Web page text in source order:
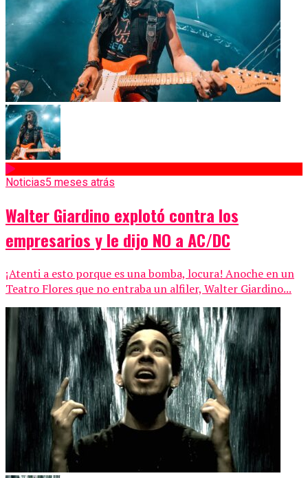
Noticias5 meses atrás
Walter Giardino explotó contra los
empresarios y le dijo NO a AC/DC
¡Atenti a esto porque es una bomba, locura! Anoche en un
Teatro Flores que no entraba un alfiler, Walter Giardino...